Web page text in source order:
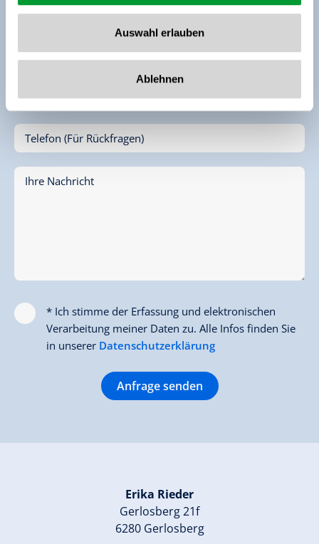
Auswahl erlauben
Ablehnen
Vorname*
Name*
E-Mail*
Telefon (Für Rückfragen)
Ihre Nachricht
* Ich stimme der Erfassung und elektronischen
Verarbeitung meiner Daten zu. Alle Infos finden Sie
in unserer Datenschutzerklärung
Anfrage senden
Erika Rieder
Gerlosberg 21f
6280 Gerlosberg